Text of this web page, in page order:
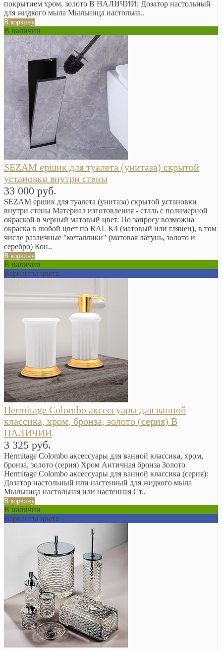
покрытием хром, золото В НАЛИЧИИ: Дозатор настольный
для жидкого мыла Мыльница настольна..
В корзину
В наличии
SEZAM ершик для туалета (унитаза) скрытой
установки внутри стены
33 000 руб.
SEZAM ершик для туалета (унитаза) скрытой установки
внутри стены Материал изготовления - сталь с полимерной
окраской в черный матовый цвет. По запросу возможна
окраска в любой цвет по RAL K4 (матовый или глянец), в том
числе различные "металлики" (матовая латунь, золото и
серебро) Кон..
В корзину
В наличии
Варианты цвета
Hermitage Colombo аксессуары для ванной
классика, хром, бронза, золото (серия) В
НАЛИЧИИ
3 325 руб.
Hermitage Colombo аксессуары для ванной классика, хром,
бронза, золото (серия) Хром Античная бронза Золото
Hermitage Colombo аксессуары для ванной классика (серия):
Дозатор настольный или настенный для жидкого мыла
Мыльница настольная или настенная Ст..
В корзину
В наличии
Варианты цвета